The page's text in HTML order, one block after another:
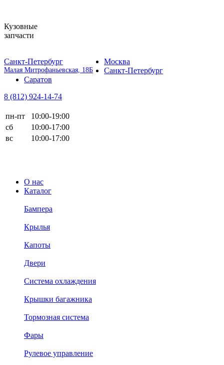
Кузовные
запчасти
Санкт-Петербург
Малая Митрофаньевская, 18Б
Москва
Санкт-Петербург
Саратов
8 (812) 924-14-74
пн-пт
10:00-19:00
сб
10:00-17:00
вс
10:00-17:00
О нас
Каталог
Бампера
Крылья
Капоты
Двери
Система охлаждения
Крышки багажника
Тормозная система
Фары
Рулевое управление